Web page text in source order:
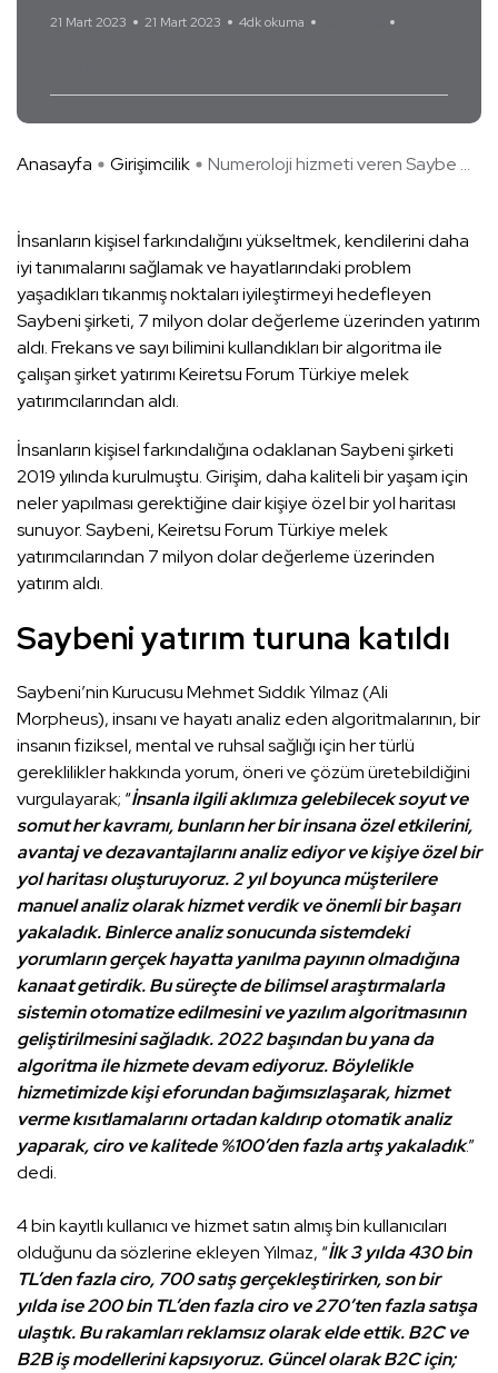
21 Mart 2023 21 Mart 2023 4dk okuma
Anasayfa Girişimcilik Numeroloji hizmeti veren Saybe ...
İnsanların kişisel farkındalığını yükseltmek, kendilerini daha
iyi tanımalarını sağlamak ve hayatlarındaki problem
yaşadıkları tıkanmış noktaları iyileştirmeyi hedefleyen
Saybeni şirketi, 7 milyon dolar değerleme üzerinden yatırım
aldı. Frekans ve sayı bilimini kullandıkları bir algoritma ile
çalışan şirket yatırımı Keiretsu Forum Türkiye melek
yatırımcılarından aldı.
İnsanların kişisel farkındalığına odaklanan Saybeni şirketi
2019 yılında kurulmuştu. Girişim, daha kaliteli bir yaşam için
neler yapılması gerektiğine dair kişiye özel bir yol haritası
sunuyor. Saybeni, Keiretsu Forum Türkiye melek
yatırımcılarından 7 milyon dolar değerleme üzerinden
yatırım aldı.
Saybeni yatırım turuna katıldı
Saybeni’nin Kurucusu Mehmet Sıddık Yılmaz (Ali
Morpheus), insanı ve hayatı analiz eden algoritmalarının, bir
insanın fiziksel, mental ve ruhsal sağlığı için her türlü
gereklilikler hakkında yorum, öneri ve çözüm üretebildiğini
vurgulayarak; “İnsanla ilgili aklımıza gelebilecek soyut ve
somut her kavramı, bunların her bir insana özel etkilerini,
avantaj ve dezavantajlarını analiz ediyor ve kişiye özel bir
yol haritası oluşturuyoruz. 2 yıl boyunca müşterilere
manuel analiz olarak hizmet verdik ve önemli bir başarı
yakaladık. Binlerce analiz sonucunda sistemdeki
yorumların gerçek hayatta yanılma payının olmadığına
kanaat getirdik. Bu süreçte de bilimsel araştırmalarla
sistemin otomatize edilmesini ve yazılım algoritmasının
geliştirilmesini sağladık. 2022 başından bu yana da
algoritma ile hizmete devam ediyoruz. Böylelikle
hizmetimizde kişi eforundan bağımsızlaşarak, hizmet
verme kısıtlamalarını ortadan kaldırıp otomatik analiz
yaparak, ciro ve kalitede %100’den fazla artış yakaladık.”
dedi.
4 bin kayıtlı kullanıcı ve hizmet satın almış bin kullanıcıları
olduğunu da sözlerine ekleyen Yılmaz, “İlk 3 yılda 430 bin
TL’den fazla ciro, 700 satış gerçekleştirirken, son bir
yılda ise 200 bin TL’den fazla ciro ve 270’ten fazla satışa
ulaştık. Bu rakamları reklamsız olarak elde ettik. B2C ve
B2B iş modellerini kapsıyoruz. Güncel olarak B2C için;